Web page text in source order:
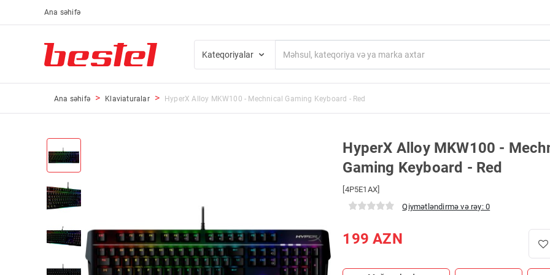
Ana səhifə
Kateqoriyalar
Ana səhifə Klaviaturalar HyperX Alloy MKW100 - Mechnical Gaming Keyboard - Red
HyperX Alloy MKW100 -
Gaming Keyboard - Red
[4P5E1AX]
Qiymətləndirmə və rəy: 0
199 AZN